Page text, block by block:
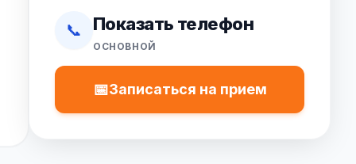
📞 Показать телефон
ОСНОВНОЙ
📅Записаться на прием